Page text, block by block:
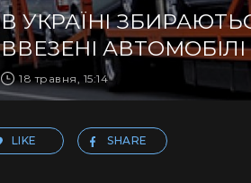
В УКРАЇНІ
ВВЕЗЕНІ АВТОМОБІЛІ
18 травня, 15:14
LIKE SHARE